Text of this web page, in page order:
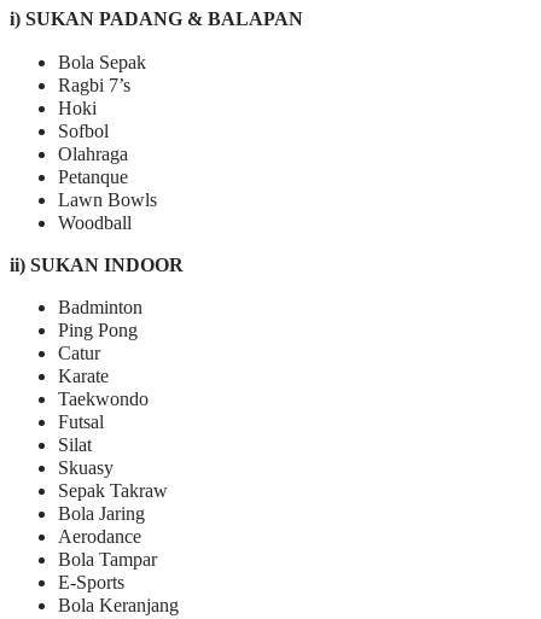
i) SUKAN PADANG & BALAPAN
Bola Sepak
Ragbi 7’s
Hoki
Sofbol
Olahraga
Petanque
Lawn Bowls
Woodball
ii) SUKAN INDOOR
Badminton
Ping Pong
Catur
Karate
Taekwondo
Futsal
Silat
Skuasy
Sepak Takraw
Bola Jaring
Aerodance
Bola Tampar
E-Sports
Bola Keranjang